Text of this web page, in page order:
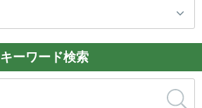
キーワード検索